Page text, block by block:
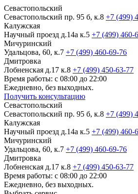
Севастопольский
Севастопольский пр. 95 б, к.8 +7 (499)
Калужская
Научный проезд д.14а к.5 +7 (499) 460-
Мичуринский
Удальцова, 60, к.7 +7 (499) 460-69-76
Дмитровка
Лобненская д.17 к.8 +7 (499) 450-63-77
Время работы: с 08:00 до 22:00
Ежедневно, без выходных.
Получить консультацию
Севастопольский
Севастопольский пр. 95 б, к.8 +7 (499)
Калужская
Научный проезд д.14а к.5 +7 (499) 460-
Мичуринский
Удальцова, 60, к.7 +7 (499) 460-69-76
Дмитровка
Лобненская д.17 к.8 +7 (499) 450-63-77
Время работы: с 08:00 до 22:00
Ежедневно, без выходных.